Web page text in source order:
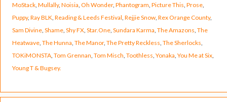
MoStack, Mullally, Noisia Oh Wonder, Phantogram Picture This Prose,
Puppy, Ray BLK Reading & Leeds Festival Rejjie Snow, Rex Orange County,
Sam Divine, Shame, Shy FX, Star.One, Sundara Karma The Amazons The
Heatwave, The Hunna The Manor, The Pretty Reckless The Sherlocks
TOKiMONSTA, Tom Grennan Tom Misch Toothless Yonaka You Me at Six,
Young T & Bugsey.